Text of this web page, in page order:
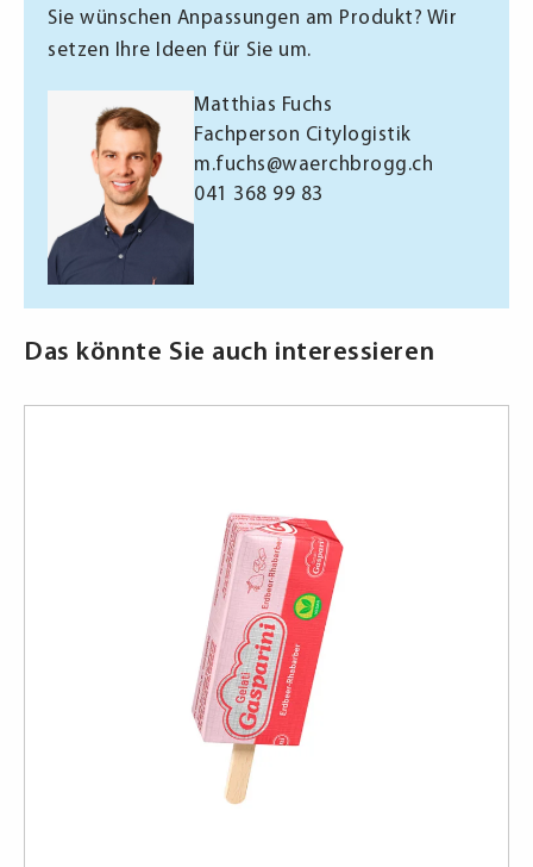
Sie wünschen Anpassungen am Produkt? Wir
setzen Ihre Ideen für Sie um.
Matthias Fuchs
Fachperson Citylogistik
m.fuchs@waerchbrogg.ch
041 368 99 83
Das könnte Sie auch interessieren